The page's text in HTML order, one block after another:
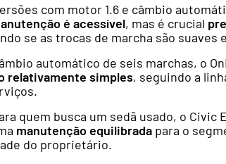
com motor 1.6 e câmbio
é acessível, mas é crucial
se as trocas de marcha são suaves
automático de seis marchas, o
relativamente simples, seguindo a
quem busca um sedã usado, o Civic
manutenção equilibrada para o
do proprietário.